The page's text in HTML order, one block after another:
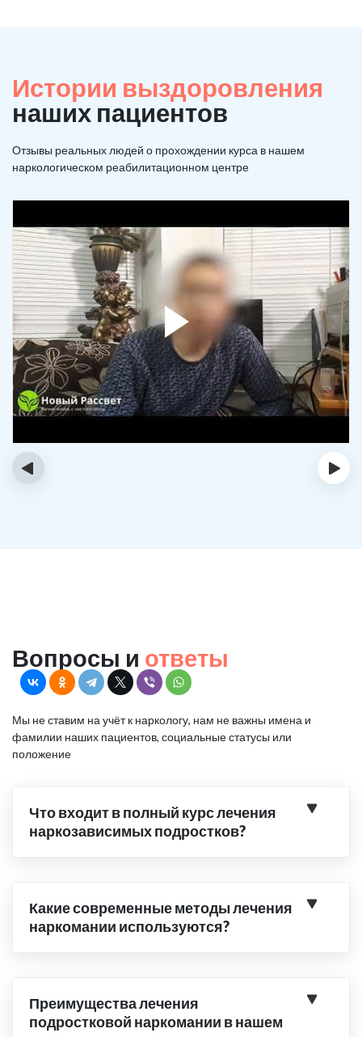
Истории выздоровления
наших пациентов
Отзывы реальных людей о прохождении курса в нашем
наркологическом реабилитационном центре
‹ ›
Вопросы и ответы
Мы не ставим на учёт к наркологу, нам не важны имена и
фамилии наших пациентов, социальные статусы или
положение
Что входит в полный курс лечения
наркозависимых подростков?
Какие современные методы лечения
наркомании используются?
Преимущества лечения
подростковой наркомании в нашем